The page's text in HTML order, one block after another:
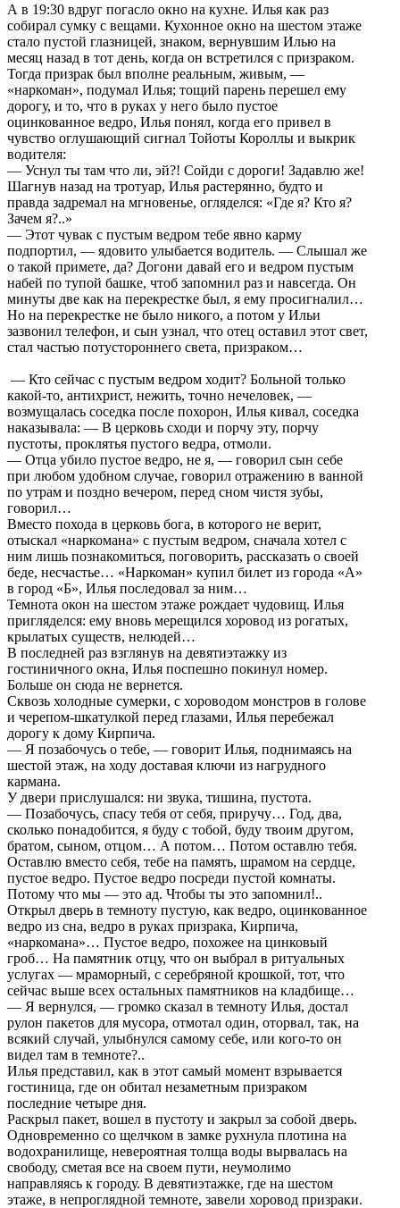
А в 19:30 вдруг погасло окно на кухне. Илья как раз
собирал сумку с вещами. Кухонное окно на шестом этаже
стало пустой глазницей, знаком, вернувшим Илью на
месяц назад в тот день, когда он встретился с призраком.
Тогда призрак был вполне реальным, живым, —
«наркоман», подумал Илья; тощий парень перешел ему
дорогу, и то, что в руках у него было пустое
оцинкованное ведро, Илья понял, когда его привел в
чувство оглушающий сигнал Тойоты Короллы и выкрик
водителя:
— Уснул ты там что ли, эй?! Сойди с дороги! Задавлю же!
Шагнув назад на тротуар, Илья растерянно, будто и
правда задремал на мгновенье, огляделся: «Где я? Кто я?
Зачем я?..»
— Этот чувак с пустым ведром тебе явно карму
подпортил, — ядовито улыбается водитель. — Слышал же
о такой примете, да? Догони давай его и ведром пустым
набей по тупой башке, чтоб запомнил раз и навсегда. Он
минуты две как на перекрестке был, я ему просигналил…
Но на перекрестке не было никого, а потом у Ильи
зазвонил телефон, и сын узнал, что отец оставил этот свет,
стал частью потустороннего света, призраком…
— Кто сейчас с пустым ведром ходит? Больной только
какой-то, антихрист, нежить, точно нечеловек, —
возмущалась соседка после похорон, Илья кивал, соседка
наказывала: — В церковь сходи и порчу эту, порчу
пустоты, проклятья пустого ведра, отмоли.
— Отца убило пустое ведро, не я, — говорил сын себе
при любом удобном случае, говорил отражению в ванной
по утрам и поздно вечером, перед сном чистя зубы,
говорил…
Вместо похода в церковь бога, в которого не верит,
отыскал «наркомана» с пустым ведром, сначала хотел с
ним лишь познакомиться, поговорить, рассказать о своей
беде, несчастье… «Наркоман» купил билет из города «А»
в город «Б», Илья последовал за ним…
Темнота окон на шестом этаже рождает чудовищ. Илья
пригляделся: ему вновь мерещился хоровод из рогатых,
крылатых существ, нелюдей…
В последней раз взглянув на девятиэтажку из
гостиничного окна, Илья поспешно покинул номер.
Больше он сюда не вернется.
Сквозь холодные сумерки, с хороводом монстров в голове
и черепом-шкатулкой перед глазами, Илья перебежал
дорогу к дому Кирпича.
— Я позабочусь о тебе, — говорит Илья, поднимаясь на
шестой этаж, на ходу доставая ключи из нагрудного
кармана.
У двери прислушался: ни звука, тишина, пустота.
— Позабочусь, спасу тебя от себя, приручу… Год, два,
сколько понадобится, я буду с тобой, буду твоим другом,
братом, сыном, отцом… А потом… Потом оставлю тебя.
Оставлю вместо себя, тебе на память, шрамом на сердце,
пустое ведро. Пустое ведро посреди пустой комнаты.
Потому что мы — это ад. Чтобы ты это запомнил!..
Открыл дверь в темноту пустую, как ведро, оцинкованное
ведро из сна, ведро в руках призрака, Кирпича,
«наркомана»… Пустое ведро, похожее на цинковый
гроб… На памятник отцу, что он выбрал в ритуальных
услугах — мраморный, с серебряной крошкой, тот, что
сейчас выше всех остальных памятников на кладбище…
— Я вернулся, — громко сказал в темноту Илья, достал
рулон пакетов для мусора, отмотал один, оторвал, так, на
всякий случай, улыбнулся самому себе, или кого-то он
видел там в темноте?..
Илья представил, как в этот самый момент взрывается
гостиница, где он обитал незаметным призраком
последние четыре дня.
Раскрыл пакет, вошел в пустоту и закрыл за собой дверь.
Одновременно со щелчком в замке рухнула плотина на
водохранилище, невероятная толща воды вырвалась на
свободу, сметая все на своем пути, неумолимо
направляясь к городу. В девятиэтажке, где на шестом
этаже, в непроглядной темноте, завели хоровод призраки.